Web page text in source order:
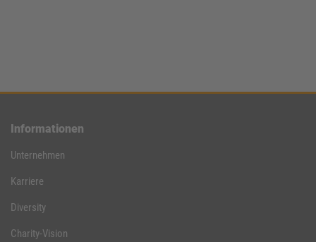
Informationen
Unternehmen
Karriere
Diversity
Charity-Vision